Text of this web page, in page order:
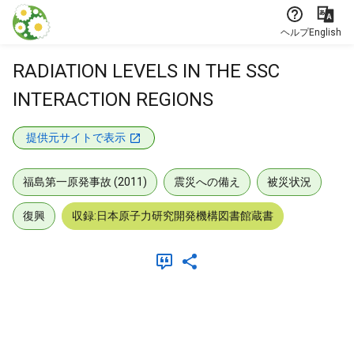
本文に飛ぶ
ヘルプEnglish
RADIATION LEVELS IN THE SSC
INTERACTION REGIONS
提供元サイトで表示
福島第一原発事故 (2011) 震災への備え 被災状況
復興 収録:日本原子力研究開発機構図書館蔵書